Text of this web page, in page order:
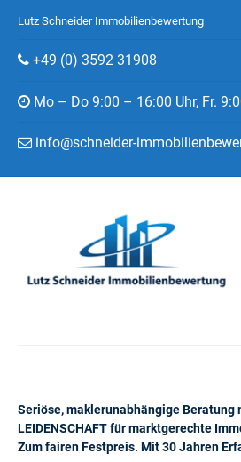
Lutz Schneider Immobilienbewertung
+49 (0) 3592 31908
Mo – Do 9:00 – 16:00 Uhr, Fr.
info@schneider-
Seriöse, maklerunabhängige Beratung
LEIDENSCHAFT für marktgerechte
Zum fairen Festpreis. Mit 30 Jahren